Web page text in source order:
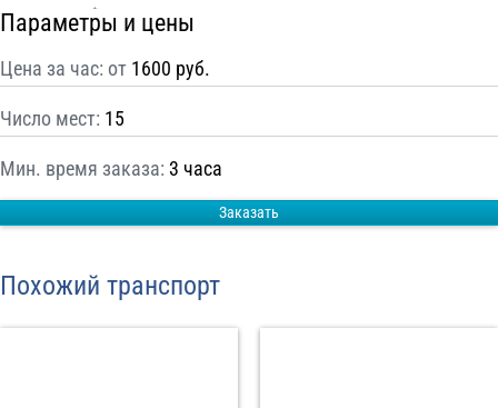
Параметры и цены
Цена за час: от 1600 руб.
Число мест: 15
Мин. время заказа: 3 часа
Заказать
Похожий транспорт